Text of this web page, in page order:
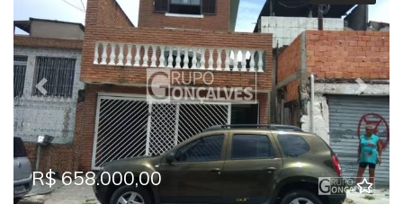
Previous Next
R$ 658.000,00